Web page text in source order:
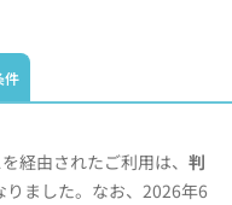
件
経由されたご利用は、 判
りました。なお、2026年6